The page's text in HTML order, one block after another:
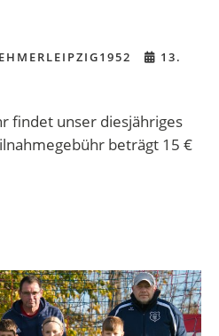
13.
findet unser diesjähriges
beträgt 15 €